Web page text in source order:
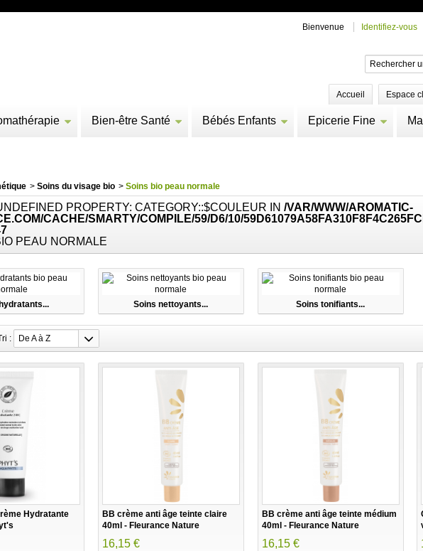
Bienvenue Identifiez-vous
Accueil Espace
Bien-être Santé Bébés Enfants Epicerie Fine
> Soins du visage bio > Soins bio peau normale
PROPERTY: CATEGORY::$COULEUR IN/VAR/WWW/AROMATIC-
CACHE/SMARTY/COMPILE/59/D6/10/
PEAU NORMALE
Soins nettoyants... Soins tonifiants...
: De A à Z
Hydratante
BB crème anti âge teinte claire
40ml - Fleurance Nature
16,15 €
BB crème anti âge teinte médium
40ml - Fleurance Nature
16,15 €